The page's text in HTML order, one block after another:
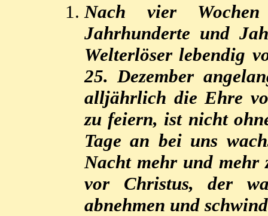
Nach vier
Jahrhunderte und
Welterlöser lebendig
25. Dezember
alljährlich die Ehre
zu feiern, ist nicht
Tage an bei uns
Nacht mehr und mehr
vor Christus, der
abnehmen und